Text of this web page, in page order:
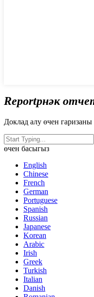
Reportрнәк
Доклад алу өчен
өчен басыгыз
English
Chinese
French
German
Portuguese
Spanish
Russian
Japanese
Korean
Arabic
Irish
Greek
Turkish
Italian
Danish